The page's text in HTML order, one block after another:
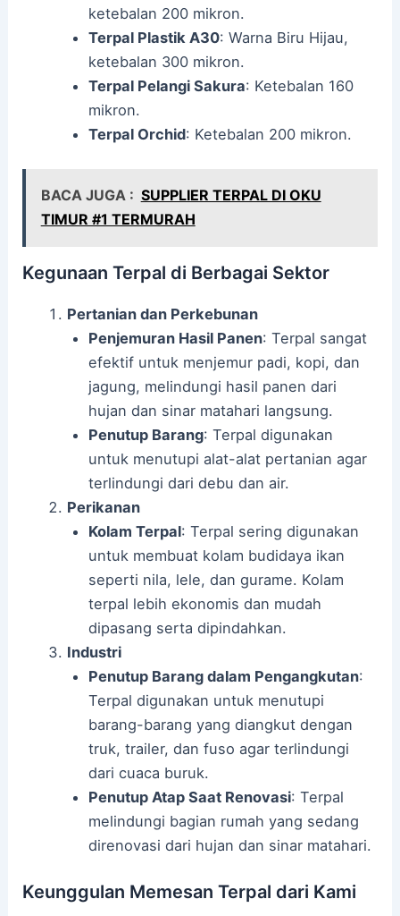
ketebalan 200 mikron.
Terpal Plastik A30: Warna Biru Hijau,
ketebalan 300 mikron.
Terpal Pelangi Sakura: Ketebalan 160
mikron.
Terpal Orchid: Ketebalan 200 mikron.
BACA JUGA : SUPPLIER TERPAL DI OKU
TIMUR #1 TERMURAH
Kegunaan Terpal di Berbagai Sektor
Pertanian dan Perkebunan
Penjemuran Hasil Panen: Terpal sangat
efektif untuk menjemur padi, kopi, dan
jagung, melindungi hasil panen dari
hujan dan sinar matahari langsung.
Penutup Barang: Terpal digunakan
untuk menutupi alat-alat pertanian agar
terlindungi dari debu dan air.
Perikanan
Kolam Terpal: Terpal sering digunakan
untuk membuat kolam budidaya ikan
seperti nila, lele, dan gurame. Kolam
terpal lebih ekonomis dan mudah
dipasang serta dipindahkan.
Industri
Penutup Barang dalam Pengangkutan:
Terpal digunakan untuk menutupi
barang-barang yang diangkut dengan
truk, trailer, dan fuso agar terlindungi
dari cuaca buruk.
Penutup Atap Saat Renovasi: Terpal
melindungi bagian rumah yang sedang
direnovasi dari hujan dan sinar matahari.
Keunggulan Memesan Terpal dari Kami